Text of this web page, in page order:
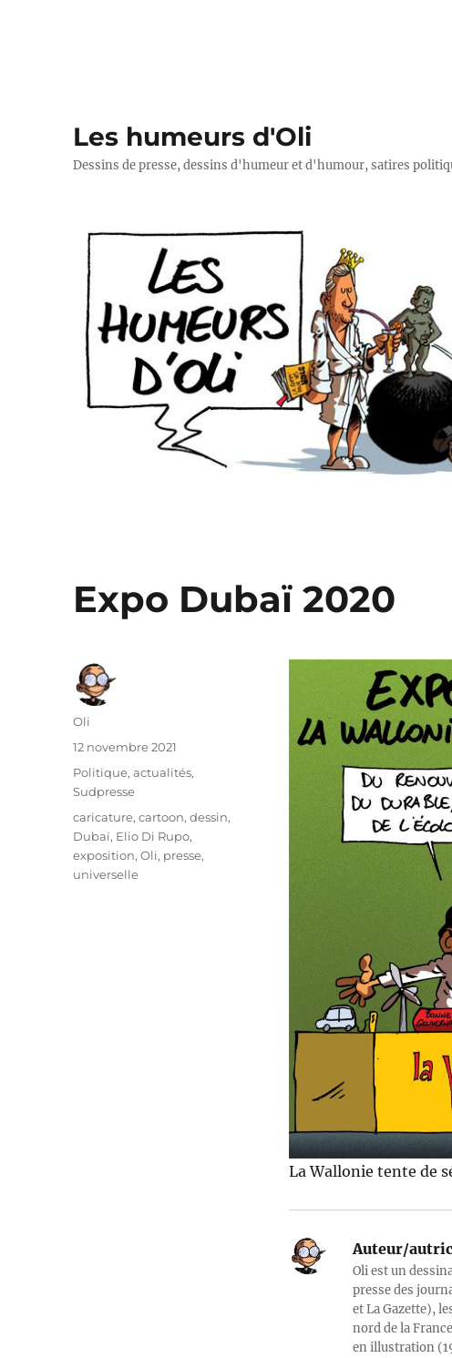
Les humeurs d'Oli
Dessins de presse, dessins d'humeur et d'humour, satires
Expo Dubaï 2020
La Wallonie tente de
Auteur/
Oli est un
presse des
et La Gazette),
nord de la
en illustration
Auteur
Oli
Publié
12 novembre 2021
Catégories
Politique, actualités,
Sudpresse
Étiquettes
caricature,cartoon,dessin,
Dubaï, Elio Di Rupo,
exposition,Oli, presse,
universelle